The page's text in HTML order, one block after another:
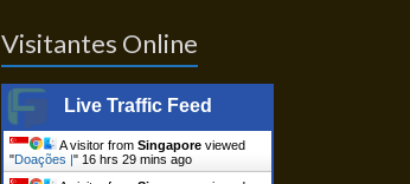
Visitantes Online
Live Traffic Feed
A visitor from Singapore viewed
"Doações | " 16 hrs 29 mins ago